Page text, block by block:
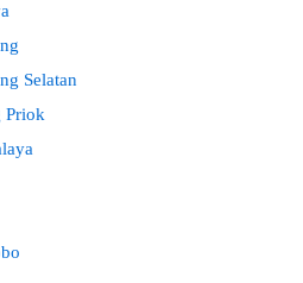
Selatan
Priok